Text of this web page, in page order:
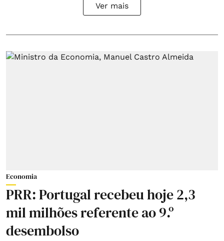
Ver mais
Economia
PRR: Portugal recebeu hoje 2,3
mil milhões referente ao 9.º
desembolso